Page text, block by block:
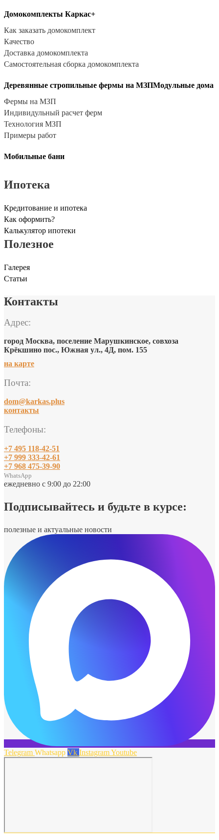
Домокомплекты Каркас+
Как заказать домокомплект
Качество
Доставка домокомплекта
Самостоятельная сборка домокомплекта
Деревянные стропильные фермы на МЗП
Фермы на МЗП
Индивидульный расчет ферм
Технология МЗП
Примеры работ
Модульные дома
Мобильные бани
Ипотека
Кредитование и ипотека
Как оформить?
Калькулятор ипотеки
Полезное
Галерея
Статьи
Контакты
Адрес:
город Москва, поселение Марушкинское, совхоза
Крёкшино пос., Южная ул., 4Д, пом. 155
на карте
Почта:
dom@karkas.plus
контакты
Телефоны:
+7 495 118-42-51
+7 999 333-42-61
+7 968 475-39-90
WhatsApp
ежедневно с 9:00 до 22:00
Подписывайтесь и будьте в курсе:
полезные и актуальные новости
Telegram Whatsapp Vk InstagramYoutube